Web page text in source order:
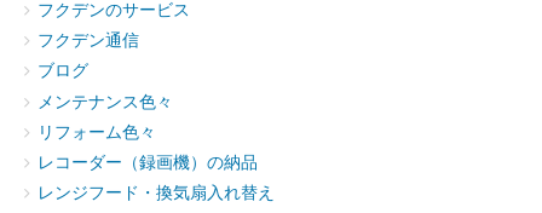
フクデンのサービス
フクデン通信
ブログ
メンテナンス色々
リフォーム色々
レコーダー（録画機）の納品
レンジフード・換気扇入れ替え